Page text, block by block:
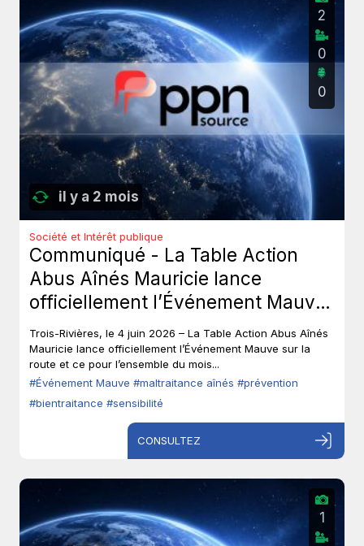
il y a 2 mois
2
0
0
Société et Intérêt publique
Communiqué - La Table Action
Abus Aînés Mauricie lance
officiellement l’Événement Mauve
sur la route.
Trois-Rivières, le 4 juin 2026 – La Table Action Abus Aînés
Mauricie lance officiellement l’Événement Mauve sur la
route et ce pour l’ensemble du mois...
#Événement Mauve #maltraitance aînés #prévention
#bientraitance #sensibilité
CONSULTEZ
1